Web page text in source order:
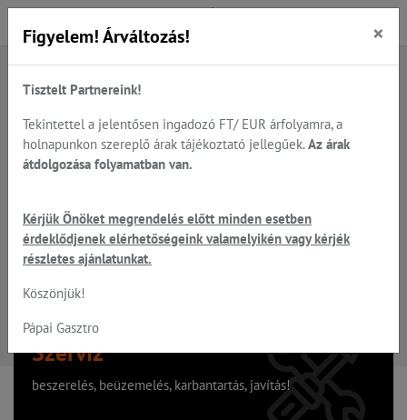
A keresett oldal nem található
Hiba, a keresett oldal nem található!
Szervíz
beszerelés, beüzemelés, karbantartás, javítás!
Figyelem! Árváltozás! ×
Tisztelt Partnereink!
Tekintettel a jelentősen ingadozó FT/ EUR árfolyamra, a
holnapunkon szereplő árak tájékoztató jellegűek. Az árak
átdolgozása folyamatban van.
Kérjük Önöket megrendelés előtt minden esetben
érdeklődjenek elérhetőségeink valamelyikén vagy kérjék
részletes ajánlatunkat.
Köszönjük!
Pápai Gasztro